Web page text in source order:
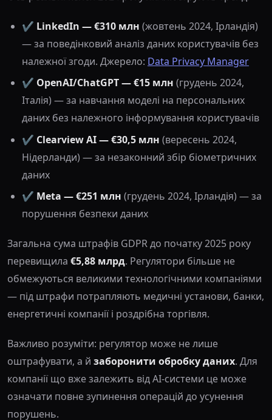
✔️ LinkedIn — €310 млн (жовтень 2024, Ірландія)
— за поведінковий аналіз даних користувачів без
належної згоди. Джерело: Data Privacy Manager
✔️ OpenAI/ChatGPT — €15 млн (грудень 2024,
Італія) — за навчання моделі на персональних
даних без належного інформування користувачів
✔️ Clearview AI — €30,5 млн (вересень 2024,
Нідерланди) — за незаконний збір біометричних
даних
✔️ Meta — €251 млн (грудень 2024, Ірландія) — за
порушення безпеки даних
Загальна сума штрафів GDPR до початку 2025 року
перевищила €5,88 млрд. Регулятори більше не
обмежуються великими технологічними компаніями
— під штрафи потрапляють медичні установи, банки,
енергетичні компанії і роздрібна торгівля.
Важливо розуміти: регулятор може не лише
оштрафувати, а й заборонити обробку даних. Для
компанії що вже залежить від AI-системи це може
означати повне зупинення операцій до усунення
порушень.